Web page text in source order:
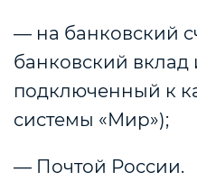
— на банковский
банковский вклад
подключенный к
системы «Мир»);
— Почтой России.